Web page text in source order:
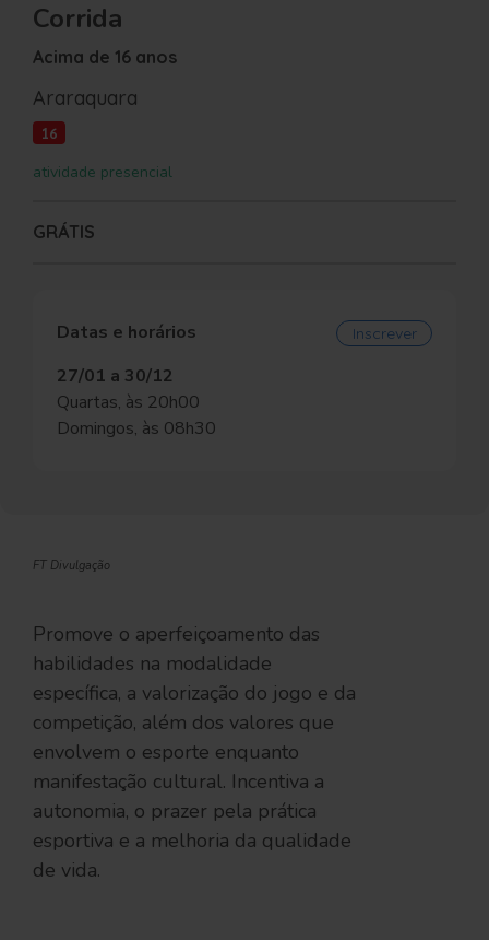
Corrida
Acima de 16 anos
Araraquara
16
atividade presencial
GRÁTIS
Datas e horários Inscrever
27/01 a 30/12
Quartas, às 20h00
Domingos, às 08h30
FT Divulgação
Promove o aperfeiçoamento das
habilidades na modalidade
específica, a valorização do jogo e da
competição, além dos valores que
envolvem o esporte enquanto
manifestação cultural. Incentiva a
autonomia, o prazer pela prática
esportiva e a melhoria da qualidade
de vida.